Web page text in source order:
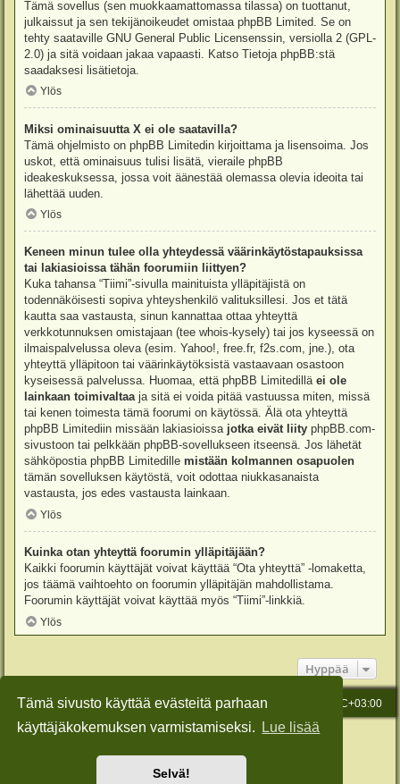
Tämä sivusto käyttää evästeitä parhaan
käyttäjäkokemuksen varmistamiseksi.
Lue lisää
Selvä!
Tämä sovellus (sen muokkaamattomassa tilassa) on tuottanut,
julkaissut ja sen tekijänoikeudet omistaa phpBB Limited . Se on
tehty saataville GNU General Public Licensenssin, versiolla 2 (GPL-
2.0) ja sitä voidaan jakaa vapaasti. Katso Tietoja phpBB:stä
saadaksesi lisätietoja.
Ylös
Miksi ominaisuutta X ei ole saatavilla?
Tämä ohjelmisto on phpBB Limitedin kirjoittama ja lisensoima. Jos
uskot, että ominaisuus tulisi lisätä, vieraile phpBB
ideakeskuksessa , jossa voit äänestää olemassa olevia ideoita tai
lähettää uuden.
Ylös
Keneen minun tulee olla yhteydessä väärinkäytöstapauksissa
tai lakiasioissa tähän foorumiin liittyen?
Kuka tahansa “Tiimi”-sivulla mainituista ylläpitäjistä on
todennäköisesti sopiva yhteyshenkilö valituksillesi. Jos et tätä
kautta saa vastausta, sinun kannattaa ottaa yhteyttä
verkkotunnuksen omistajaan (tee whois-kysely) tai jos kyseessä on
ilmaispalvelussa oleva (esim. Yahoo!, free.fr, f2s.com, jne.), ota
yhteyttä ylläpitoon tai väärinkäytöksistä vastaavaan osastoon
kyseisessä palvelussa. Huomaa, että phpBB Limitedillä ei ole
lainkaan toimivaltaaja sitä ei voida pitää vastuussa miten, missä
tai kenen toimesta tämä foorumi on käytössä. Älä ota yhteyttä
phpBB Limitediin missään lakiasioissa jotka eivät liity phpBB.com-
sivustoon tai pelkkään phpBB-sovellukseen itseensä. Jos lähetät
sähköpostia phpBB Limitedille mistään kolmannen osapuolen
tämän sovelluksen käytöstä, voit odottaa niukkasanaista
vastausta, jos edes vastausta lainkaan.
Ylös
Kuinka otan yhteyttä foorumin ylläpitäjään?
Kaikki foorumin käyttäjät voivat käyttää “Ota yhteyttä” -lomaketta,
jos täämä vaihtoehto on foorumin ylläpitäjän mahdollistama.
Foorumin käyttäjät voivat käyttää myös “Tiimi”-linkkiä.
Ylös
Hyppää
Etusivu Kaikki ajat ovat UTC+03:00
Viesti Ylläpidolle
Keskustelufoorumin ohjelmistophpBB® Forum Software © phpBB Limited